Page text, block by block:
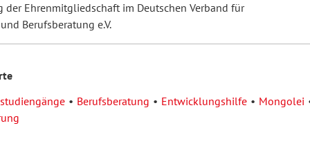
der Ehrenmitgliedschaft im Deutschen Verband für
Berufsberatung e.V.
Berufsberatung Entwicklungshilfe
Mongolei